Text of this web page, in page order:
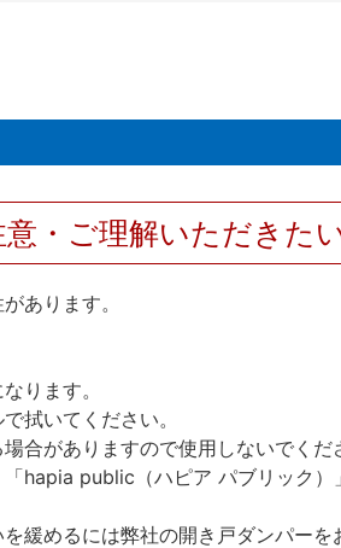
・ご理解いただきた
あります。
ります。
拭いてください。
合がありますので使用しないでくだ
hapia public（ハピア パブリック）
めるには弊社の開き戸ダンパーを